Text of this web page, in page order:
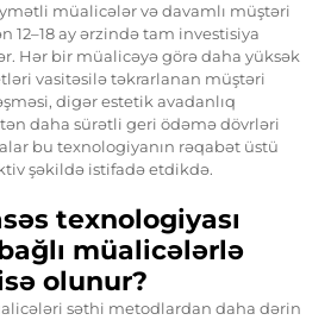
müalicələr və davamlı müştəri
12–18 ay ərzində tam investisiya
Hər bir müalicəyə görə daha yüksək
vasitəsilə təkrarlanan müştəri
digər estetik avadanlıq
daha sürətli geri ödəmə dövrləri
bu texnologiyanın rəqabət üstü
şəkildə istifadə etdikdə.
texnologiyası
müalicələrlə
olunur?
səthi metodlardan daha dərin